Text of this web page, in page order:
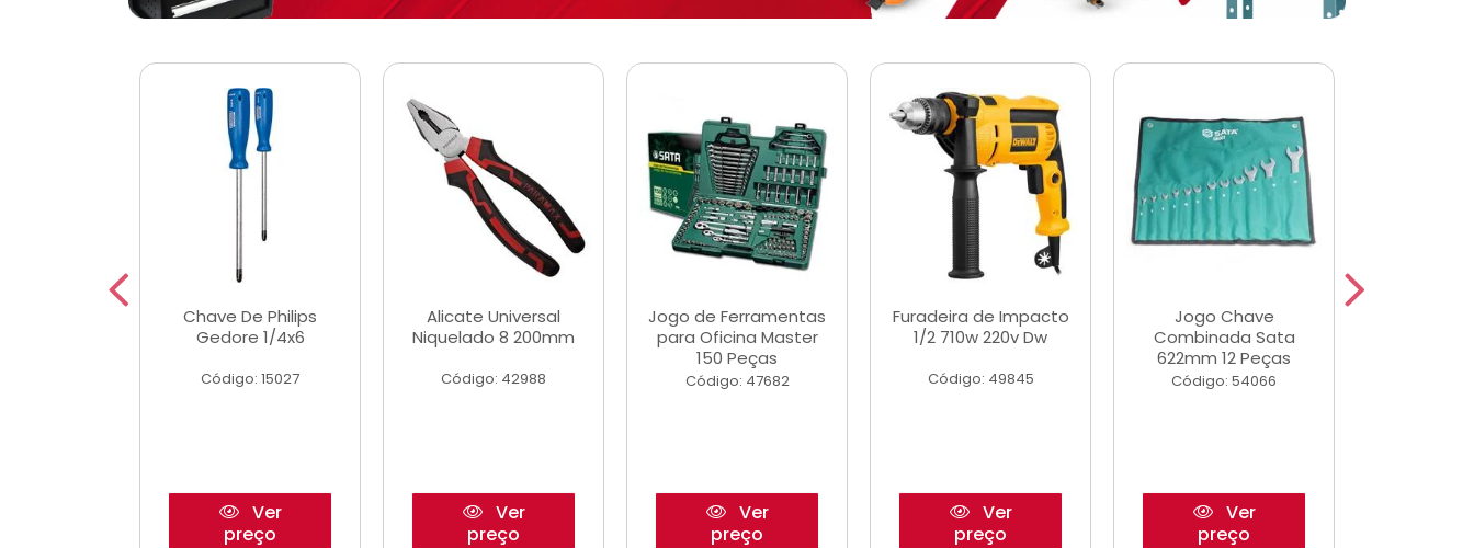
Chave De Philips
Gedore 1/4x6
Código: 15027
Ver
preço
Alicate Universal
Niquelado 8 200mm
Código: 42988
Ver
preço
Jogo de Ferramentas
para Oficina Master
150 Peças
Código: 47682
Ver
preço
Furadeira de Impacto
1/2 710w 220v Dw
Código: 49845
Ver
preço
Jogo Chave
Combinada Sata
622mm 12 Peças
Código: 54066
Ver
preço